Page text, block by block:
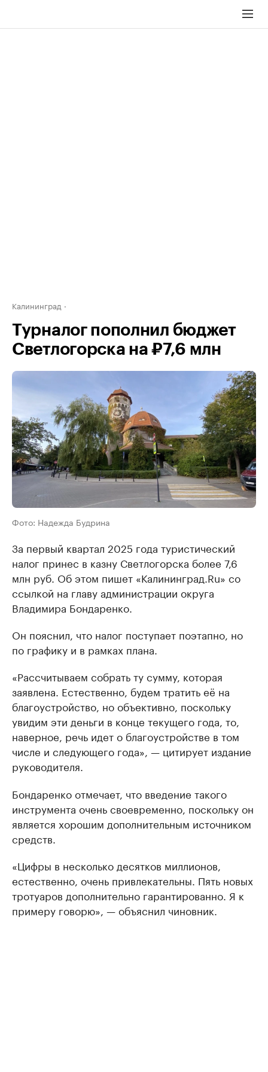
Калининград
Турналог пополнил бюджет
Светлогорска на ₽7,6 млн
Фото: Надежда Будрина
За первый квартал 2025 года туристический
налог принес в казну Светлогорска более 7,6
млн руб. Об этом пишет «Калининград.Ru» со
ссылкой на главу администрации округа
Владимира Бондаренко.
Он пояснил, что налог поступает поэтапно, но
по графику и в рамках плана.
«Рассчитываем собрать ту сумму, которая
заявлена. Естественно, будем тратить её на
благоустройство, но объективно, поскольку
увидим эти деньги в конце текущего года, то,
наверное, речь идет о благоустройстве в том
числе и следующего года», — цитирует издание
руководителя.
Бондаренко отмечает, что введение такого
инструмента очень своевременно, поскольку он
является хорошим дополнительным источником
средств.
«Цифры в несколько десятков миллионов,
естественно, очень привлекательны. Пять новых
тротуаров дополнительно гарантированно. Я к
примеру говорю», — объяснил чиновник.